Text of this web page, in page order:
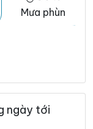
Mưa phùn
ngày tới